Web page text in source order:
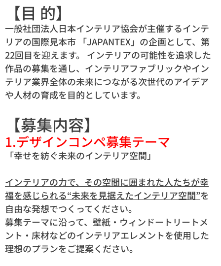
【目 的】
一般社団法人日本インテリア協会が主催するインテ
リアの国際見本市 「JAPANTEX」の企画として、第
22回目を迎えます。 インテリアの可能性を追求した
作品の募集を通し、インテリアファブリックやイン
テリア業界全体の未来につながる次世代のアイデア
や人材の育成を目的としています。
【募集内容】
1.デザインコンペ募集テーマ
「幸せを紡ぐ未来のインテリア空間」
インテリアの力で、その空間に囲まれた人たちが幸
福を感じられる“未来を見据えたインテリア空間”を
自由な発想でつくってください。
募集テーマに沿って、壁紙・ウィンドートリートメ
ント・床材などのインテリアエレメントを使用した
理想のプランをご提案ください。